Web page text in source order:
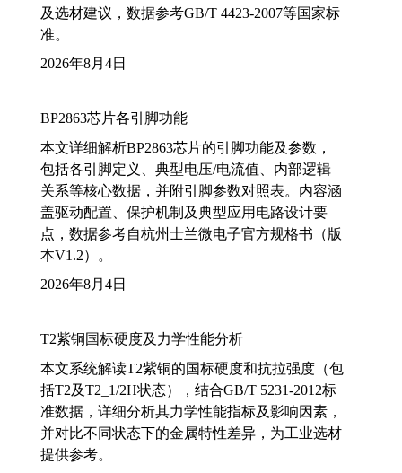
及选材建议，数据参考GB/T 4423-2007等国家标
准。
2026年8月4日
BP2863芯片各引脚功能
本文详细解析BP2863芯片的引脚功能及参数，
包括各引脚定义、典型电压/电流值、内部逻辑
关系等核心数据，并附引脚参数对照表。内容涵
盖驱动配置、保护机制及典型应用电路设计要
点，数据参考自杭州士兰微电子官方规格书（版
本V1.2）。
2026年8月4日
T2紫铜国标硬度及力学性能分析
本文系统解读T2紫铜的国标硬度和抗拉强度（包
括T2及T2_1/2H状态），结合GB/T 5231-2012标
准数据，详细分析其力学性能指标及影响因素，
并对比不同状态下的金属特性差异，为工业选材
提供参考。